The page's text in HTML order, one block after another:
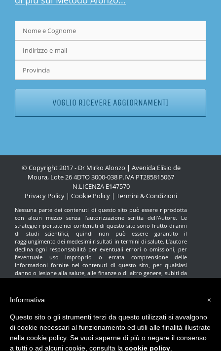
di più sul Metodo Alonzo...
© Copyright 2017 - Dr Mirko Alonzo | Avenida Elísio de
Moura, Lote 26 4DTO 3000-038 P.IVA PT285815067
N.LICENZAE147570
Privacy Policy | Cookie Policy |
Nessuna parte dei contenuti di questo sito può essere riprodotta
con alcun mezzo senza l’autorizzazione scritta dell’Autore. Le
strategie riportate nei contenuti di questo sito sono frutto di anni
di studi scientifici, quindi non può essere garantito il
raggiungimento dei medesimi risultati in termini di salute. L’autore
declina ogni responsabilità per eventuali errori o omissioni, per
l’eventuale uso improprio o errata comprensione delle
informazioni fornite nei contenuti di questo sito, per qualsiasi
danno o lesione alla salute, alle finanze o di altro genere, subiti da
in questo sito intende sostituire il parere del proprio medico di
prese con l’aiuto del medico curante. Questo sito ha finalità
esclusivamente divulgative e in nessun caso deve essere utilizzato
come riferimento per modificare di propria iniziativa la terapia
prescritta dal medico.
×
Informativa
Questo sito o gli strumenti terzi da questo utilizzati si avvalgono
di cookie necessari al funzionamento ed utili alle finalità illustrate
nella cookie policy. Se vuoi saperne di più o negare il consenso
a tutti o ad alcuni cookie, consulta la cookie policy